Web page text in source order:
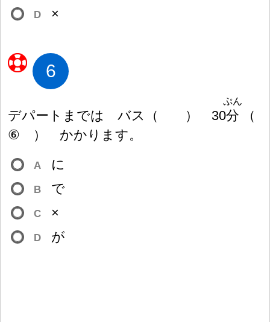
D ×
6
デパートまでは バス （ ） 30分
ぷん
（
⑥
） かかります。
A に
B で
C ×
D が